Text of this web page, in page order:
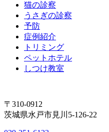
猫の診察
うさぎの診察
予防
症例紹介
トリミング
ペットホテル
しつけ教室
〒310-0912
茨城県水戸市見川5-126-22